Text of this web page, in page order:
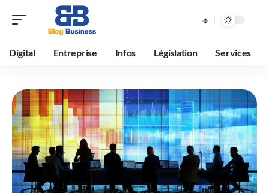
Digital Entreprise Infos Législation Services